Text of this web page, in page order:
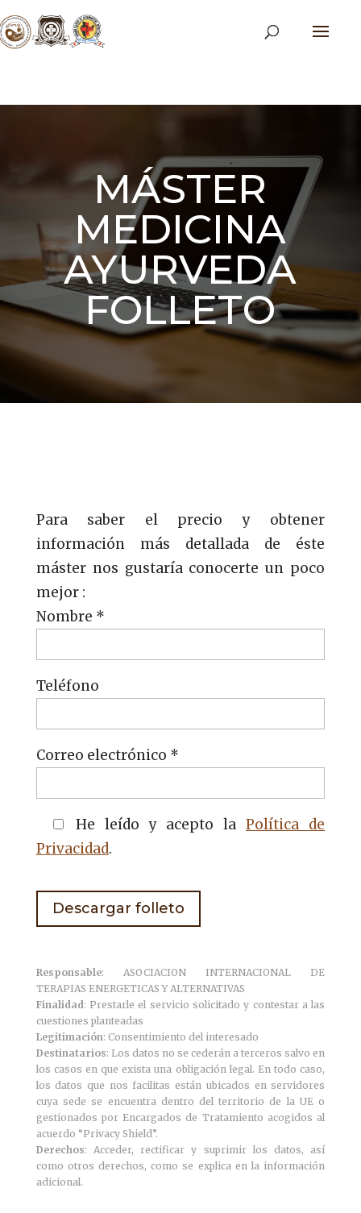
MÁSTER
MEDICINA
AYURVEDA
FOLLETO
Para saber el precio y obtener
información más detallada de éste
máster nos gustaría conocerte un poco
mejor :
Nombre *
Teléfono
Correo electrónico *
He leído y acepto laPolítica de
Privacidad.
Responsable: ASOCIACION INTERNACIONAL DE
TERAPIAS ENERGETICAS Y ALTERNATIVAS
Finalidad : Prestarle el servicio solicitado y contestar a las
cuestiones planteadas
Legitimación: Consentimiento del interesado
Destinatarios: Los datos no se cederán a terceros salvo en
los casos en que exista una obligación legal. En todo caso,
los datos que nos facilitas están ubicados en servidores
cuya sede se encuentra dentro del territorio de la UE o
gestionados por Encargados de Tratamiento acogidos al
acuerdo “Privacy Shield”.
Derechos: Acceder, rectificar y suprimir los datos, así
como otros derechos, como se explica en la información
adicional.